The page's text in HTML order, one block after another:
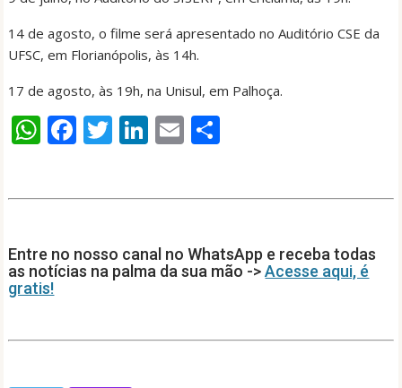
14 de agosto, o filme será apresentado no Auditório CSE da
UFSC, em Florianópolis, às 14h.
17 de agosto, às 19h, na Unisul, em Palhoça.
W
A
p
p
F
o
o
T Li
dI
n
E
Entre no nosso canal no WhatsApp e receba todas
as notícias na palma da sua mão ->Acesse aqui, é
gratis!